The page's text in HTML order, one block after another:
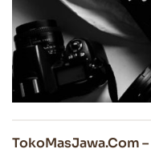
TokoMasJawa.Com –